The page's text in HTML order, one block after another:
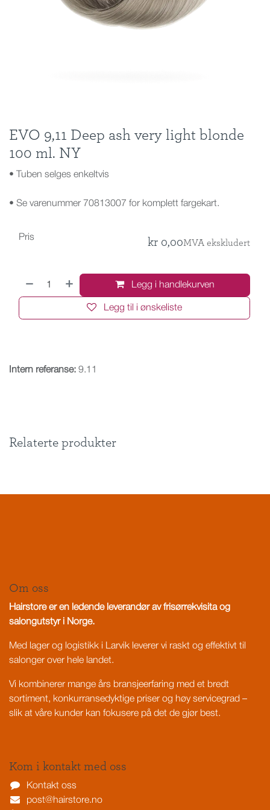
EVO 9,11 Deep ash very light blonde
100 ml. NY
• Tuben selges enkeltvis
• Se varenummer 70813007 for komplett fargekart.
Legg i handlekurven
Legg til i ønskeliste
Pris kr 0,00MVA ekskludert
Intern referanse: 9.11
Relaterte produkter
Om oss
Hairstore er en ledende leverandør av frisørrekvisita og
salongutstyr i Norge.
Med lager og logistikk i Larvik leverer vi raskt og effektivt til
salonger over hele landet.
Vi kombinerer mange års bransjeerfaring med et bredt
sortiment, konkurransedyktige priser og høy servicegrad –
slik at våre kunder kan fokusere på det de gjør best.
Kom i kontakt med oss
Kontakt oss
post@hairstore.no